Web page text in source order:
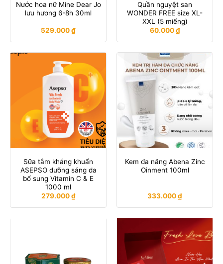
Nước hoa nữ Mine Dear Jo
lưu hương 6-8h 30ml
529.000₫
Quần nguyệt san
WONDER FREE size XL-
XXL (5 miếng)
60.000₫
Sữa tắm kháng khuẩn
ASEPSO dưỡng sáng da
bổ sung Vitamin C & E
1000 ml
279.000₫
Kem đa năng Abena Zinc
Oinment 100ml
333.000₫